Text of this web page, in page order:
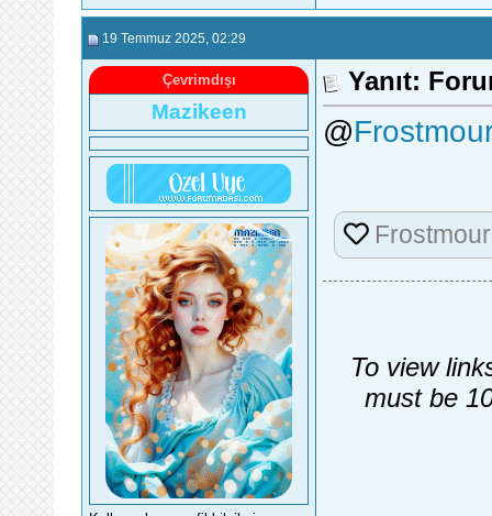
19 Temmuz 2025 , 02:29
Çevrimdışı
Mazikeen
Yanıt:
@
To view
must be